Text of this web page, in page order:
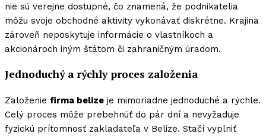
nie sú verejne dostupné, čo znamená, že podnikatelia
môžu svoje obchodné aktivity vykonávať diskrétne. Krajina
zároveň neposkytuje informácie o vlastníkoch a
akcionároch iným štátom či zahraničným úradom.
Jednoduchý a rýchly proces založenia
Založenie firma belize je mimoriadne jednoduché a rýchle.
Celý proces môže prebehnúť do pár dní a nevyžaduje
fyzickú prítomnosť zakladateľa v Belize. Stačí vyplniť